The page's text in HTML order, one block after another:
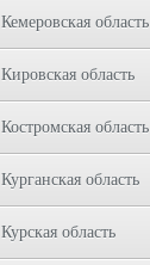
Кемеровская область
Кировская область
Костромская область
Курганская область
Курская область